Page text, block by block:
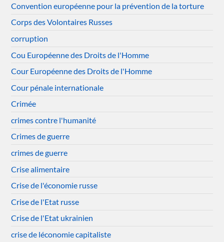
Convention européenne pour la prévention de la torture
Corps des Volontaires Russes
corruption
Cou Européenne des Droits de l'Homme
Cour Européenne des Droits de l'Homme
Cour pénale internationale
Crimée
crimes contre l'humanité
Crimes de guerre
crimes de guerre
Crise alimentaire
Crise de l'économie russe
Crise de l'Etat russe
Crise de l'Etat ukrainien
crise de léconomie capitaliste